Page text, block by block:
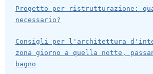
Progetto per ristrutturazione:
necessario?
Consigli per l'architettura
zona giorno a quella notte,
bagno